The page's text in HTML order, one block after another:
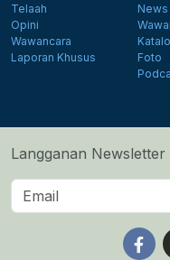
Telaah
Opini
Wawancara
Laporan Khusus
News
Foto
Langganan Newsletter